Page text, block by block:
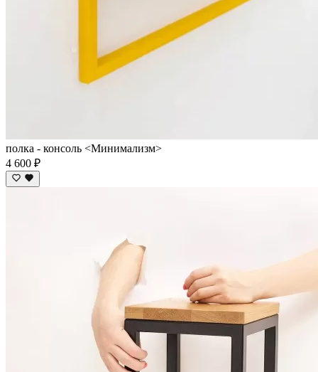
полка - консоль <Минимализм>
4 600 ₽